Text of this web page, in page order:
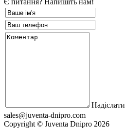
Є питання? Напишіть нам!
Надіслати
sales@juventa-dnipro.com
Copyright © Juventa Dnipro 2026